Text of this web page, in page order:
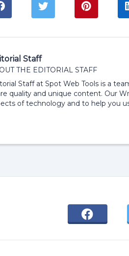
Staff
THE EDITORIAL STAFF
Staff at Spot Web Tools is a
quality and unique content. Our
of technology and to help you